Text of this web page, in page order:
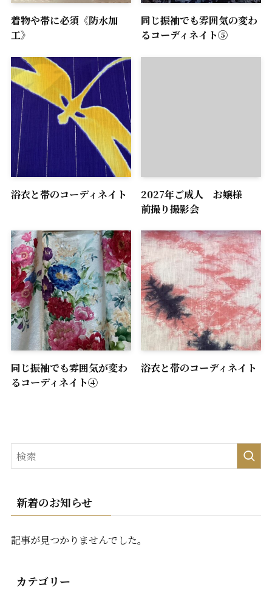
着物や帯に必須《防水加
工》
同じ振袖でも雰囲気の変わ
るコーディネイト⑤
浴衣と帯のコーディネイト
2027年ご成人 お嬢様
前撮り撮影会
同じ振袖でも雰囲気が変わ
るコーディネイト④
浴衣と帯のコーディネイト
新着のお知らせ
記事が見つかりませんでした。
カテゴリー